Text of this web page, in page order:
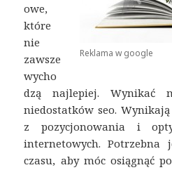
Reklama w google
owe,
które
nie
zawsze
wycho
dzą najlepiej. Wynikać
niedostatków seo.
z pozycjonowania i
internetowych. Potrzebna
czasu, aby móc osiągnąć